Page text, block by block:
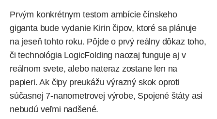
Prvým konkrétnym testom ambície čínskeho
giganta bude vydanie Kirin čipov, ktoré sa plánuje
na jeseň tohto roku. Pôjde o prvý reálny dôkaz toho,
či technológia LogicFolding naozaj funguje aj v
reálnom svete, alebo nateraz zostane len na
papieri. Ak čipy preukážu výrazný skok oproti
súčasnej 7-nanometrovej výrobe, Spojené štáty asi
nebudú veľmi nadšené.